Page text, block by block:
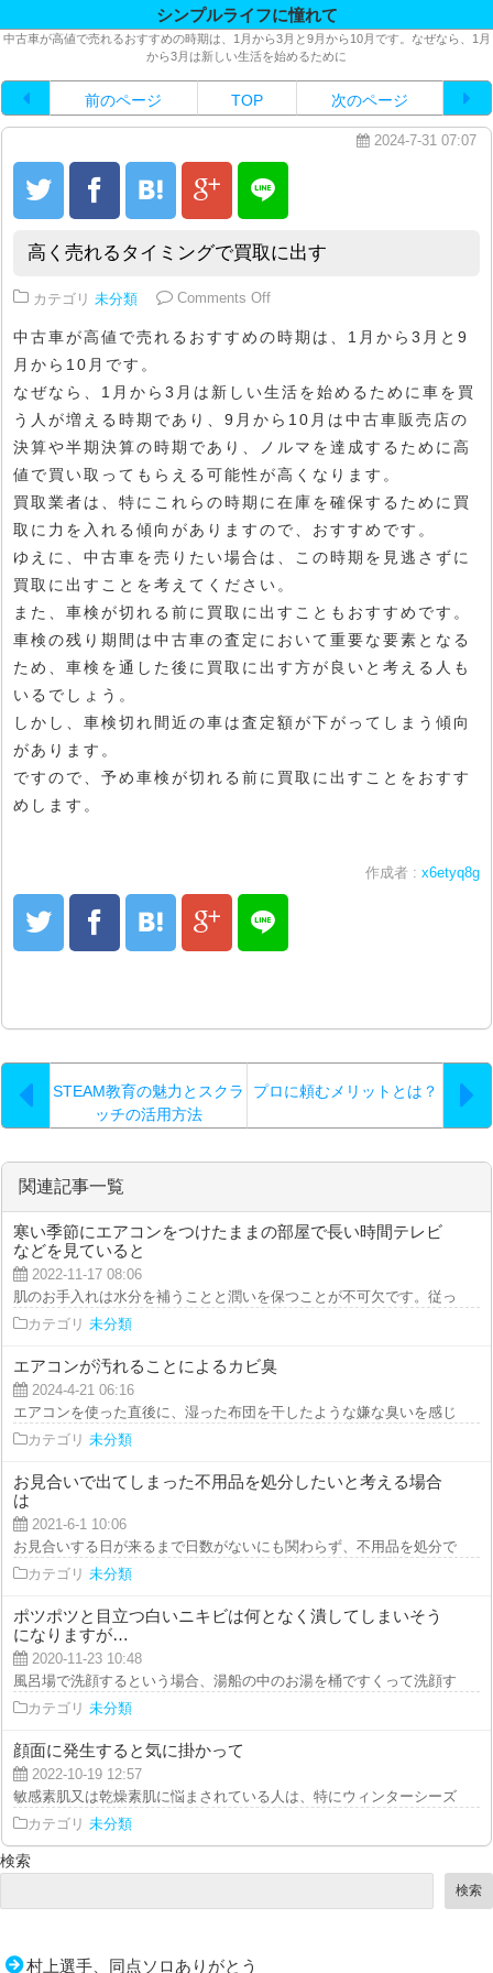
シンプルライフに憧れて
中古車が高値で売れるおすすめの時期は、1月から3月と9月から10月です。なぜなら、1月
から3月は新しい生活を始めるために
前のページ TOP 次のページ
2024-7-31 07:07
高く売れるタイミングで買取に出す
カテゴリ 未分類 Comments Offon 高く売れるタイミングで買取に
中古車が高値で売れるおすすめの時期は、1月から3月と9
月から10月です。
なぜなら、1月から3月は新しい生活を始めるために車を買
う人が増える時期であり、9月から10月は中古車販売店の
決算や半期決算の時期であり、ノルマを達成するために高
値で買い取ってもらえる可能性が高くなります。
買取業者は、特にこれらの時期に在庫を確保するために買
取に力を入れる傾向がありますので、おすすめです。
ゆえに、中古車を売りたい場合は、この時期を見逃さずに
買取に出すことを考えてください。
また、車検が切れる前に買取に出すこともおすすめです。
車検の残り期間は中古車の査定において重要な要素となる
ため、車検を通した後に買取に出す方が良いと考える人も
いるでしょう。
しかし、車検切れ間近の車は査定額が下がってしまう傾向
があります。
ですので、予め車検が切れる前に買取に出すことをおすす
めします。
作成者 : x6etyq8g
STEAM教育の魅力とスクラ
ッチの活用方法
プロに頼むメリットとは？
関連記事一覧
寒い季節にエアコンをつけたままの部屋で長い時間テレビ
などを見ていると
2022-11-17 08:06
肌のお手入れは水分を補うことと潤いを保つことが不可欠です。従ってロ
カテゴリ 未分類
エアコンが汚れることによるカビ臭
2024-4-21 06:16
エアコンを使った直後に、湿った布団を干したような嫌な臭いを感じたこ
カテゴリ 未分類
お見合いで出てしまった不用品を処分したいと考える場合
は
2021-6-1 10:06
お見合いする日が来るまで日数がないにも関わらず、不用品を処分できて
カテゴリ 未分類
ポツポツと目立つ白いニキビは何となく潰してしまいそう
になりますが…
2020-11-23 10:48
風呂場で洗顔するという場合、湯船の中のお湯を桶ですくって洗顔するよ
カテゴリ 未分類
顔面に発生すると気に掛かって
2022-10-19 12:57
敏感素肌又は乾燥素肌に悩まされている人は、特にウィンターシーズンは
カテゴリ 未分類
検索
検索
村上選手、同点ソロありがとう